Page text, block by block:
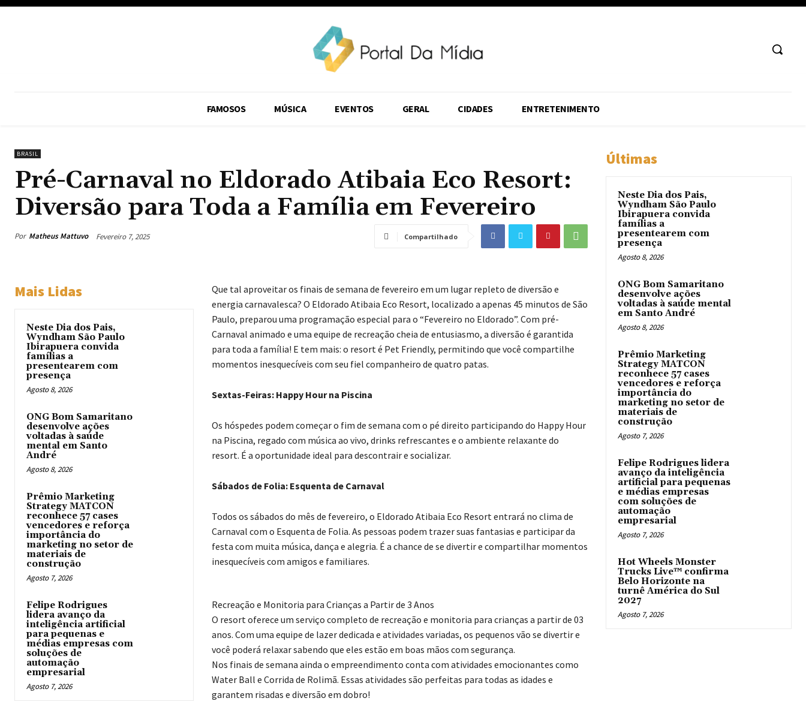
FAMOSOS MÚSICA EVENTOS GERAL CIDADES ENTRETENIMENTO
BRASIL
Pré-Carnaval no Eldorado Atibaia Eco Resort:
Diversão para Toda a Família em Fevereiro
Por Matheus Mattuvo Fevereiro 7, 2025 Compartilhado
Mais Lidas
Neste Dia dos Pais,
Wyndham São Paulo
Ibirapuera convida
famílias a
presentearem com
presença
Agosto 8, 2026
ONG Bom Samaritano
desenvolve ações
voltadas à saúde
mental em Santo
André
Agosto 8, 2026
Prêmio Marketing
Strategy MATCON
reconhece 57 cases
vencedores e reforça
importância do
marketing no setor de
materiais de
construção
Agosto 7, 2026
Felipe Rodrigues
lidera avanço da
inteligência artificial
para pequenas e
médias empresas com
soluções de
automação
empresarial
Agosto 7, 2026
Que tal aproveitar os finais de semana de fevereiro em um lugar repleto de diversão e
energia carnavalesca? O Eldorado Atibaia Eco Resort, localizado a apenas 45 minutos de São
Paulo, preparou uma programação especial para o “Fevereiro no Eldorado”. Com pré-
Carnaval animado e uma equipe de recreação cheia de entusiasmo, a diversão é garantida
para toda a família! E tem mais: o resort é Pet Friendly, permitindo que você compartilhe
momentos inesquecíveis com seu fiel companheiro de quatro patas.
Sextas-Feiras: Happy Hour na Piscina
Os hóspedes podem começar o fim de semana com o pé direito participando do Happy Hour
na Piscina, regado com música ao vivo, drinks refrescantes e o ambiente relaxante do
resort. É a oportunidade ideal para descontrair e socializar.
Sábados de Folia: Esquenta de Carnaval
Todos os sábados do mês de fevereiro, o Eldorado Atibaia Eco Resort entrará no clima de
Carnaval com o Esquenta de Folia. As pessoas podem trazer suas fantasias e participar da
festa com muita música, dança e alegria. É a chance de se divertir e compartilhar momentos
inesquecíveis com amigos e familiares.
Recreação e Monitoria para Crianças a Partir de 3 Anos
O resort oferece um serviço completo de recreação e monitoria para crianças a partir de 03
anos. Com uma equipe de lazer dedicada e atividades variadas, os pequenos vão se divertir e
você poderá relaxar sabendo que eles estão em boas mãos com segurança.
Nos finais de semana ainda o empreendimento conta com atividades emocionantes como
Water Ball e Corrida de Rolimã. Essas atividades são perfeitas para todas as idades e
garantem risadas e diversão em dobro!
Últimas
Neste Dia dos Pais,
Wyndham São Paulo
Ibirapuera convida
famílias a
presentearem com
presença
Agosto 8, 2026
ONG Bom Samaritano
desenvolve ações
voltadas à saúde mental
em Santo André
Agosto 8, 2026
Prêmio Marketing
Strategy MATCON
reconhece 57 cases
vencedores e reforça
importância do
marketing no setor de
materiais de
construção
Agosto 7, 2026
Felipe Rodrigues lidera
avanço da inteligência
artificial para pequenas
e médias empresas
com soluções de
automação
empresarial
Agosto 7, 2026
Hot Wheels Monster
Trucks Live™ confirma
Belo Horizonte na
turnê América do Sul
2027
Agosto 7, 2026